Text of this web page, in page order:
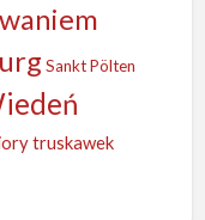
Sankt Pölten
truskawek